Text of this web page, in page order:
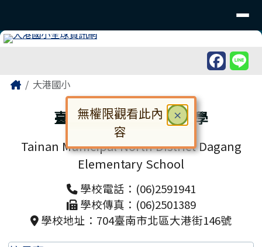
主內容區域
Home大港國小
臺南市北區大港國民小學
Tainan Municipal North District Dagang
Elementary School
學校電話：(06)2591941
學校傳真：(06)2501389
學校地址：704臺南市北區大港街146號
頁尾區域
× 關閉
無權限觀看此內
容
對話框已開啟。請使用 Tab 鍵在